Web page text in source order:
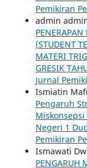
Pemikiran
admin
PENERAPAN
(STUDENT
MATERI
GRESIK
Jurnal
Ismiatin
Pengaruh
Miskonsepsi
Negeri 1
Pemikiran
Ismawati
PENGARUH